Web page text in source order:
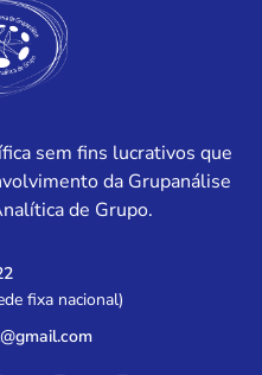
sem fins lucrativos que
da Grupanálise
de Grupo.
fixa nacional)